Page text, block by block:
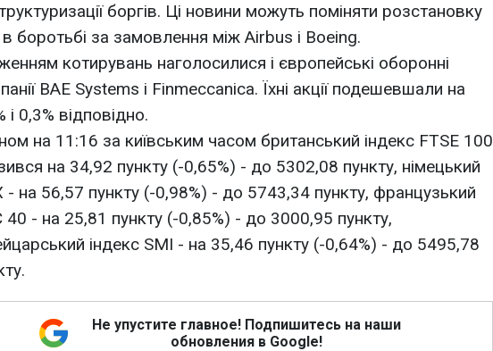
боргів. Ці новини можуть поміняти розстановку
боротьбі за замовлення між Airbus і Boeing.
котирувань наголосилися і європейські оборонні
BAE Systems і Finmeccanica. Їхні акції подешевшали на
і 0,3% відповідно.
на 11:16 за київським часом британський індекс FTSE 100
на 34,92 пункту (-0,65%) - до 5302,08 пункту, німецький
- на 56,57 пункту (-0,98%) - до 5743,34 пункту, французький
40 - на 25,81 пункту (-0,85%) - до 3000,95 пункту,
індекс SMI - на 35,46 пункту (-0,64%) - до 5495,78
Не упустите главное! Подпишитесь на наши
обновления в Google!